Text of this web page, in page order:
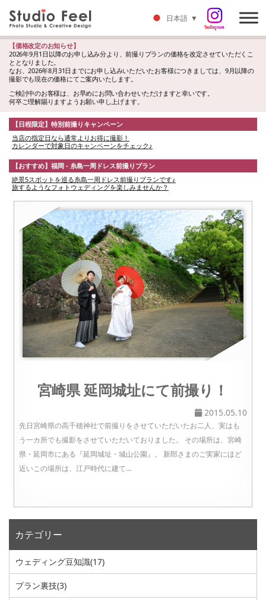
【価格改定のお知らせ】
2026年9月1日以降のお申し込み分より、前撮りプランの価格を改定させていただくこ
ととなりました。
なお、2026年8月31日までにお申し込みいただいたお客様につきましては、9月以降の
撮影でも現在の価格にてご案内いたします。
ご検討中のお客様は、お早めにお問い合わせいただけますと幸いです。
何卒ご理解賜りますようお願い申し上げます。
【日程限定】特別前撮りキャンペーン
当店の指定日なら通常よりお得に撮影！
カレンダーで対象日のキャンペーンをチェック♪
【おすすめ】福岡 - 糸島一周ドレス前撮りプラン
絶景5スポットを巡る糸島一周ドレス前撮りプランです♪
旅するようなフォトウェディングを楽しみませんか？
宮崎県 延岡城址にて前撮り！
2015.05.10
先日宮崎県の高千穂神社で前撮りをさせていただいたお二人、実はも
う一カ所でも撮影をさせていただいておりました。 その場所は、宮崎
県・延岡市にある『延岡城址・城山公園』。 新郎さまのご実家にほど
近いこの場所は、江戸時代に建て…
カテゴリー
ウェディング豆知識(17)
プラン裏技(3)
日本語 ▼